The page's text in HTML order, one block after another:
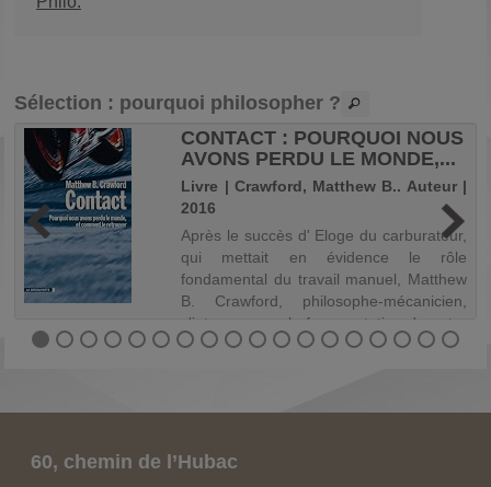
Sélection : pourquoi philosopher ?
CONTACT : POURQUOI NOUS
AVONS PERDU LE MONDE,...
Livre | Crawford, Matthew B.. Auteur |
2016
Après le succès d' Eloge du carburateur,
qui mettait en évidence le rôle
fondamental du travail manuel, Matthew
B. Crawford, philosophe-mécanicien,
s'interroge sur la fragmentation de notre
vie mentale. Ombres errantes dans la
60, chemin de l’Hubac